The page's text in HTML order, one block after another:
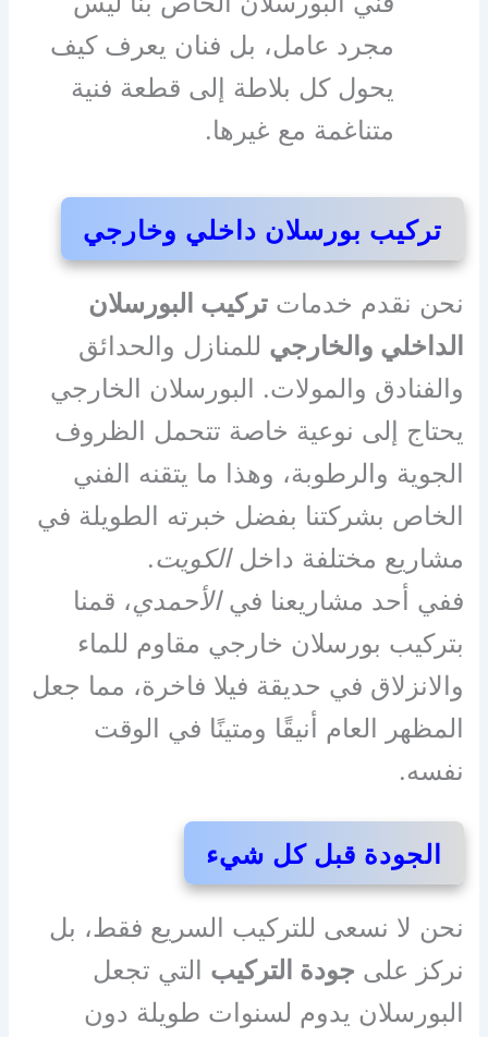
مجرد عامل، بل فنان يعرف كيف
يحول كل بلاطة إلى قطعة فنية
متناغمة مع غيرها.
تركيب بورسلان داخلي وخارجي
نحن نقدم خدماتتركيب البورسلان
الداخلي والخارجي للمنازل والحدائق
والفنادق والمولات. البورسلان الخارجي
يحتاج إلى نوعية خاصة تتحمل الظروف
الجوية والرطوبة، وهذا ما يتقنه الفني
الخاص بشركتنا بفضل خبرته الطويلة في
مشاريع مختلفة داخلالكويت.
ففي أحد مشاريعنا فيالأحمدي، قمنا
بتركيب بورسلان خارجي مقاوم للماء
والانزلاق في حديقة فيلا فاخرة، مما جعل
المظهر العام أنيقًا ومتينًا في الوقت
نفسه.
الجودة قبل كل شيء
نحن لا نسعى للتركيب السريع فقط، بل
نركز على جودة التركيب التي تجعل
البورسلان يدوم لسنوات طويلة دون